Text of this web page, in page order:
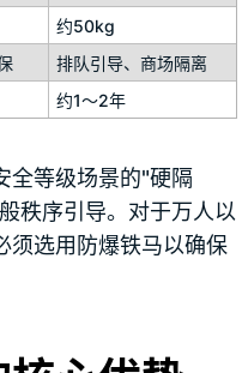
约50kg
排队引导、商场隔离
约1～2年
全等级场景的"硬隔
秩序引导。对于万人以
须选用防爆铁马以确保